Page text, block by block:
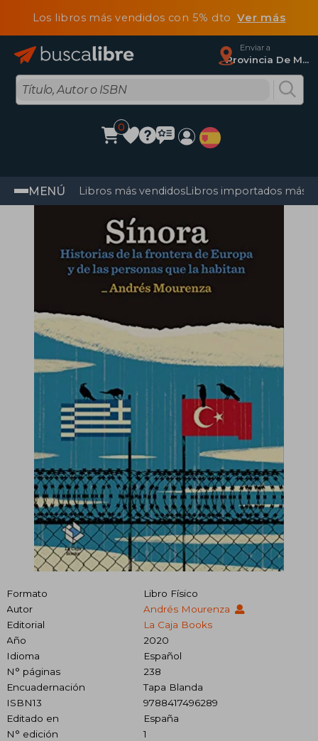
Los libros más vendidos con 5% dtoVer más
Enviar a
Provincia De Madrid
0
MENÚ Libros más vendidosLibros importados más
Formato
Libro Físico
Autor
Andrés Mourenza
Editorial
La Caja Books
Año
2020
Idioma
Español
N° páginas
238
Encuadernación
Tapa Blanda
ISBN13
9788417496289
Editado en
España
N° edición
1